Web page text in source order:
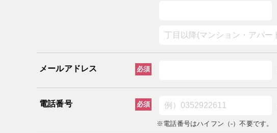
メールアドレス 必須
電話番号 必須
※電話番号はハイフン（-）不要です。